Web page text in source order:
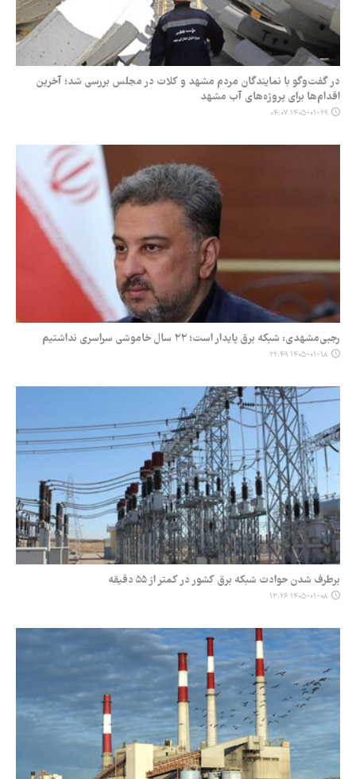
در گفت‌وگو با نمایندگان مردم مشهد و کلات در مجلس بررسی شد؛ آخرین
اقدام‌ها برای پروژه‌های آب مشهد
۱۴۰۵-۰۱-۲۹ ۰۴:۰۷
رجبی‌مشهدی: شبکه برق پایدار است؛ ۲۲ سال خاموشی سراسری نداشتیم
۱۴۰۵-۰۱-۱۸ ۲۲:۴۹
برطرف شدن حوادث شبکه برق کشور در کمتر از ۵۵ دقیقه
۱۴۰۵-۰۱-۰۸ ۱۳:۲۶